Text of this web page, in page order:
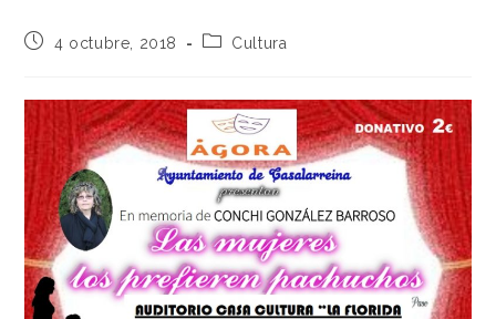
4 octubre, 2018 Cultura